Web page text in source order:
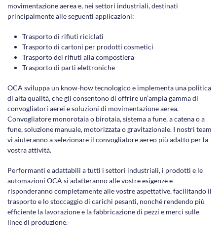
movimentazione aerea e, nei settori industriali, destinati
principalmente alle seguenti applicazioni:
Trasporto di rifiuti riciclati
Trasporto di cartoni per prodotti cosmetici
Trasporto dei rifiuti alla compostiera
Trasporto di parti elettroniche
OCA sviluppa un know-how tecnologico e implementa una politica
di alta qualità, che gli consentono di offrire un’ampia gamma di
convogliatori aerei e soluzioni di movimentazione aerea.
Convogliatore monorotaia o birotaia, sistema a fune, a catena o a
fune, soluzione manuale, motorizzata o gravitazionale. I nostri team
vi aiuteranno a selezionare il convogliatore aereo più adatto per la
vostra attività.
Performanti e adattabili a tutti i settori industriali, i prodotti e le
automazioni OCA si adatteranno alle vostre esigenze e
risponderanno completamente alle vostre aspettative, facilitando il
trasporto e lo stoccaggio di carichi pesanti, nonché rendendo più
efficiente la lavorazione e la fabbricazione di pezzi e merci sulle
linee di produzione.